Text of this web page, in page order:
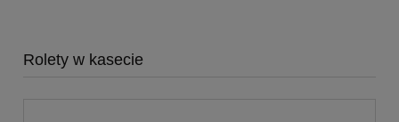
Rolety w kasecie